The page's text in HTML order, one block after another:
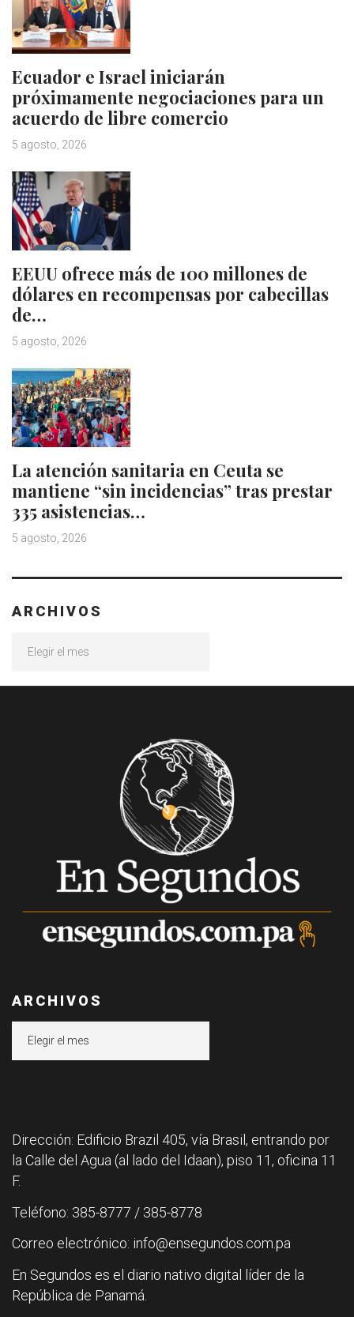
Ecuador e Israel iniciarán
próximamente negociaciones para un
acuerdo de libre comercio
5 agosto, 2026
EEUU ofrece más de 100 millones de
dólares en recompensas por cabecillas
de…
5 agosto, 2026
La atención sanitaria en Ceuta se
mantiene “sin incidencias” tras prestar
335 asistencias…
5 agosto, 2026
ARCHIVOS
ARCHIVOS
Dirección: Edificio Brazil 405, vía Brasil, entrando por
la Calle del Agua (al lado del Idaan), piso 11, oficina 11
F.
Teléfono: 385-8777 / 385-8778
Correo electrónico: info@ensegundos.com.pa
En Segundos es el diario nativo digital líder de la
República de Panamá.